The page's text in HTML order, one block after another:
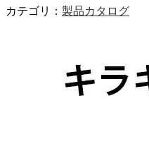
カテゴリ： 製品カタログ